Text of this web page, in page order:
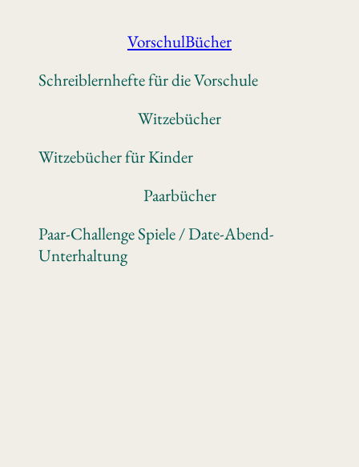
VorschulBücher
Schreiblernhefte für die Vorschule
Witzebücher
Witzebücher für Kinder
Paarbücher
Paar-Challenge Spiele / Date-Abend-
Unterhaltung